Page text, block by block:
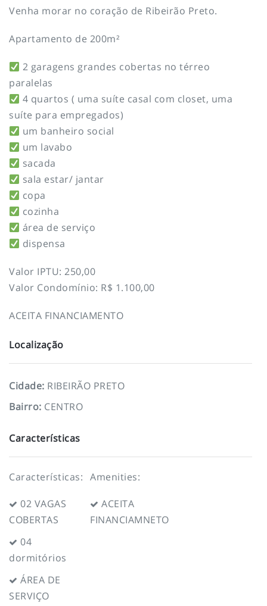
Venha morar no coração de Ribeirão Preto.
Apartamento de 200m²
2 garagens grandes cobertas no térreo
paralelas
4 quartos ( uma suíte casal com closet, uma
suíte para empregados)
um banheiro social
um lavabo
sacada
sala estar/ jantar
copa
cozinha
área de serviço
dispensa
Valor IPTU: 250,00
Valor Condomínio: R$ 1.100,00
ACEITA FINANCIAMENTO
Localização
Cidade: RIBEIRÃO PRETO
Bairro: CENTRO
Características
Características:
02 VAGAS
COBERTAS
04
dormitórios
ÁREA DE
SERVIÇO
Amenities:
ACEITA
FINANCIAMNETO